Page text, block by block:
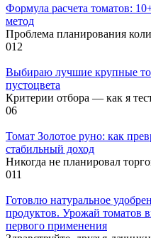
Формула расчета томатов:
метод
Проблема планирования
012
Выбираю лучшие крупные
пустоцвета
Критерии отбора — как я
06
Томат Золотое руно: как
стабильный доход
Никогда не планировал
011
Готовлю натуральное
продуктов. Урожай томатов
первого применения